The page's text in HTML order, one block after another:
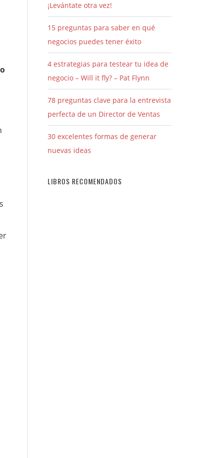
¡Levántate otra vez!
15 preguntas para saber en qué
negocios puedes tener éxito
4 estrategias para testear tu idea de
negocio – Will it fly? – Pat Flynn
78 preguntas clave para la entrevista
perfecta de un Director de Ventas
30 excelentes formas de generar
nuevas ideas
LIBROS RECOMENDADOS